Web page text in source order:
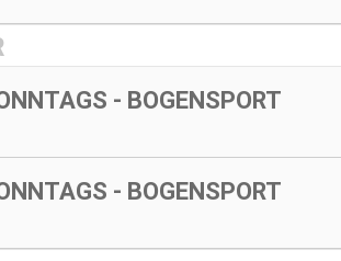
- BOGENSPORT
- BOGENSPORT